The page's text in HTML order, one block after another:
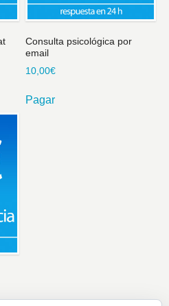
Consulta psicológica por
email
10,00€
Pagar